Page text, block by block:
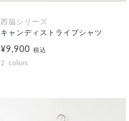
西脇シリーズ
キャンディストライプシャツ
¥9,900 税込
2 colors